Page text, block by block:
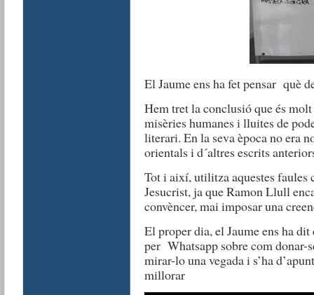
El Jaume ens ha fet pensar què
Hem tret la conclusió que és
misèries humanes i lluites de
literari. En la seva època no era
orientals i d´altres escrits
Tot i així, utilitza aquestes faules
Jesucrist, ja que Ramon Llull
convèncer, mai imposar una
El proper dia, el Jaume ens ha
per Whatsapp sobre com donar-
mirar-lo una vegada i s’ha
millorar